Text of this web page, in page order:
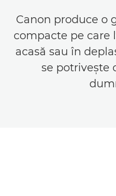
Canon produce o
compacte pe care
acasă sau în
se potriveşte